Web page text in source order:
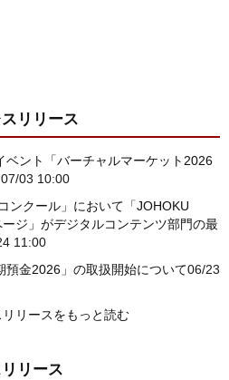
リリース
ベント「バーチャルマーケット2026
07/03 10:00
ンクール」において「JOHOKU
ジ」がデジタルコンテンツ部門の最
11:00
預金2026」の取扱開始について06/23
リリースをもっと読む
リース